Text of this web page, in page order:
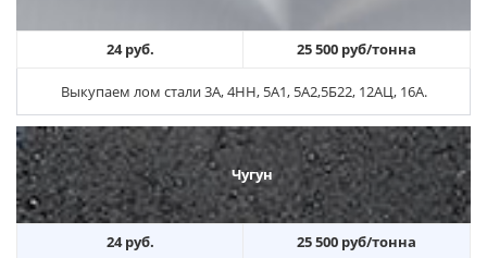
24 руб. 25 500 руб/тонна
Выкупаем лом стали 3А, 4НН, 5А1, 5А2,5Б22, 12АЦ, 16А.
Чугун
24 руб. 25 500 руб/тонна